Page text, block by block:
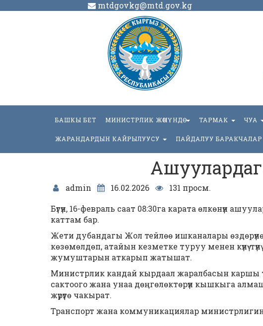
mtdgovkg@mtd.gov.kg
БАШКЫ БЕТ МИНИСТРЛИК ЖӨНҮНДӨ ТАРМАК ЧУА
ЖАРАНДАРДЫН КАЙРЫЛУУСУ ПАЙДАЛУУ БАРАКЧАЛАР
admin 16.02.2026
131 просм.
Бүгүн, 16-февраль саат 08:30га карата өлкөнүн
каттам бар.
Жети дубандагы Жол тейлөө ишканалары
көзөмөлдөп, атайын кезметке туруу менен күнү-
жумуштарын аткарып жатышат.
Министрлик кандай кырдаал жаралбасын каршы
сактоого жана унаа дөңгөлөктөрүн кышкыга
жүрүүгө чакырат.
Транспорт жана коммуникациялар